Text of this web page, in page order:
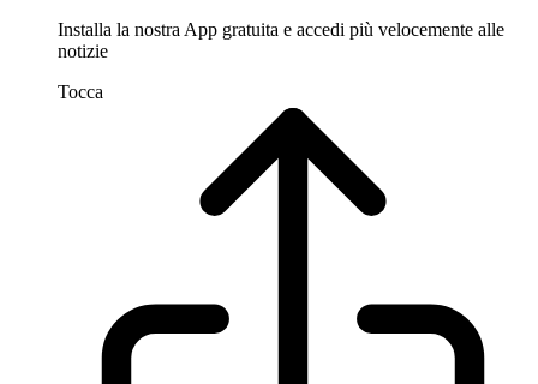
Installa la nostra App gratuita e accedi più velocemente alle
notizie
Tocca